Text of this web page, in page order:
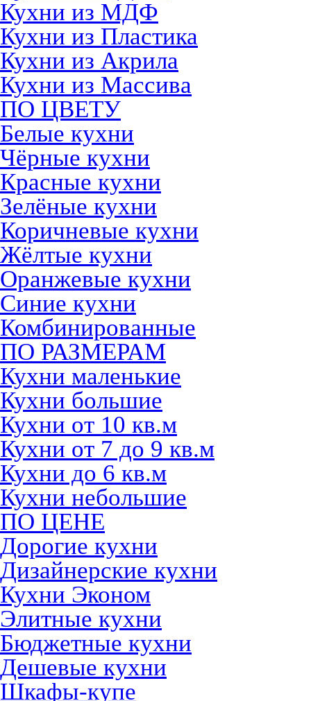
Кухни из МДФ
Кухни из Пластика
Кухни из Акрила
Кухни из Массива
ПО ЦВЕТУ
Белые кухни
Чёрные кухни
Красные кухни
Зелёные кухни
Коричневые кухни
Жёлтые кухни
Оранжевые кухни
Синие кухни
Комбинированные
ПО РАЗМЕРАМ
Кухни маленькие
Кухни большие
Кухни от 10 кв.м
Кухни от 7 до 9 кв.м
Кухни до 6 кв.м
Кухни небольшие
ПО ЦЕНЕ
Дорогие кухни
Дизайнерские кухни
Кухни Эконом
Элитные кухни
Бюджетные кухни
Дешевые кухни
Шкафы-купе